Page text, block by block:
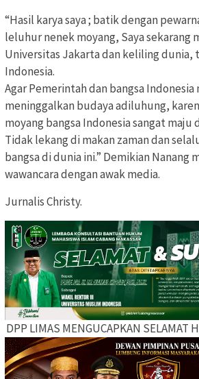
“Hasil karya saya ; batik dengan
leluhur nenek moyang, Saya sekarang
Universitas Jakarta dan keliling dunia,
Indonesia.
Agar Pemerintah dan bangsa Indonesia
meninggalkan budaya adiluhung,
moyang bangsa Indonesia sangat maju
Tidak lekang di makan zaman dan
bangsa di dunia ini.” Demikian Nanang
wawancara dengan awak media.
Jurnalis Christy.
DPP LIMAS MENGUCAPKAN SELAMAT